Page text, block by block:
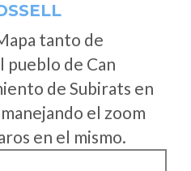
tanto de
pueblo de Can
de Subirats en
el zoom
en el mismo.